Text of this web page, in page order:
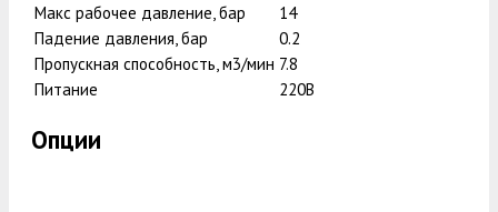
Макс рабочее давление, бар
14
Падение давления, бар
0.2
Пропускная способность, м3/мин 7.8
Питание
220В
Опции